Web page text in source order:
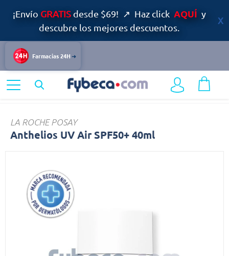
¡Envío GRATISdesde $69! ↗ Haz click AQUÍ y
descubre los mejores descuentos.
Farmacias 24H
Cuidado del Rostro
LA ROCHE POSAY
Anthelios UV Air SPF50+ 40ml